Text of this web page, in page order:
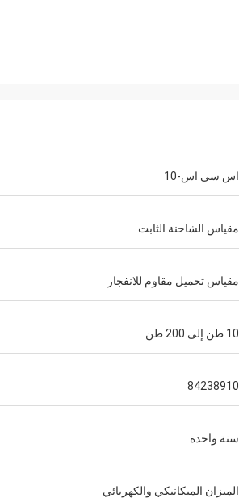
اس سي اس-10
مقياس الشاحنة الثابت
مقياس تحميل مقاوم للانفجار
10 طن إلى 200 طن
84238910
سنة واحدة
الميزان الميكانيكي والكهربائي